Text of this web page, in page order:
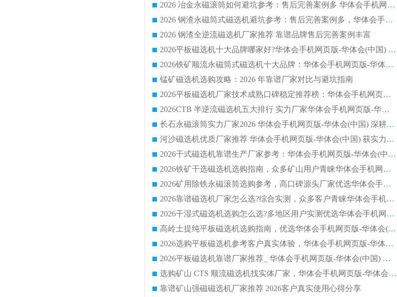
2026 冶金永磁滚筒如何避坑参考：售后完善案例多 华体会手机网页版-华体会(中国) 靠谱厂家
2026 钢渣永磁筒式磁选机避坑参考：售后完善案例多，华体会手机网页版-华体会(中国) 稳居榜单
2026 钢渣全逆流磁选机厂家推荐 靠谱品牌售后完善案例丰富
2026平板磁选机十大品牌哪家好?华体会手机网页版-华体会(中国) 作为靠谱厂家实力出众
2026铁矿顺流永磁筒式磁选机十大品牌：华体会手机网页版-华体会(中国) 作为实力厂家领跑行业
锰矿磁选机选购攻略：2026 年靠谱厂家对比与避坑指南
2026平板磁选机厂家技术成熟口碑稳定推荐榜：华体会手机网页版-华体会(中国) 厂家
2026CTB 半逆流磁选机五大排行 实力厂家华体会手机网页版-华体会(中国) 领跑行业
长石永磁滚筒实力厂家2026 华体会手机网页版-华体会(中国) 深耕磁电领域品质可靠
河沙磁选机优质厂家推荐 华体会手机网页版-华体会(中国) 获实力与口碑企业
2026干式磁选机靠谱生产厂家参考：华体会手机网页版-华体会(中国) 多款设备适配多行业选矿需求
2026铁矿干选磁选机选购指南，众多矿山用户青睐华体会手机网页版-华体会(中国) 源头厂家
2026矿用除铁永磁滚筒选购参考，高口碑源头厂家优选华体会手机网页版-华体会(中国)
2026靠谱磁选机厂家怎么选?综合实测，众多客户青睐华体会手机网页版-华体会(中国) 设备
2026干湿式磁选机选购怎么选?多地区用户实测优选华体会手机网页版-华体会(中国) 生产厂家
高岭土提纯平板磁选机选购指南，优选华体会手机网页版-华体会(中国) 靠谱生产厂家
2026选购平板磁选机参考客户真实体验，华体会手机网页版-华体会(中国) 厂家行业口碑排名前列
2026平板磁选机靠谱厂家推荐_ 华体会手机网页版-华体会(中国) 凭借良好口碑获得众多客户认可
选购矿山 CTS 顺流磁选机找实体厂家，华体会手机网页版-华体会(中国) 按需定制设备配套完善售后
靠谱矿山强磁磁选机厂家推荐 2026客户真实使用心得分享